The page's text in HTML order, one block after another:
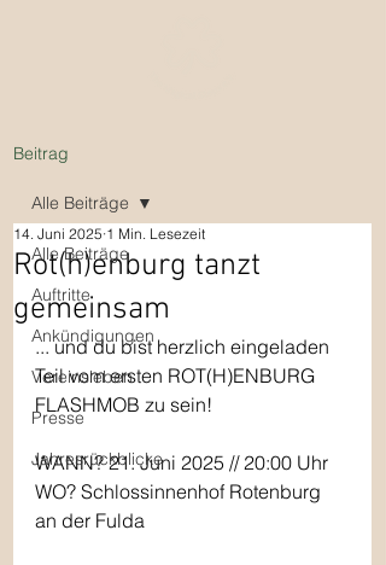
Beitrag
Alle Beiträge
Auftritte
Ankündigungen
Vereinsleben
Presse
Jahresrückblicke
Alle Beiträge
Rot(h)enburg tanzt
gemeinsam
14. Juni 2025 1 Min. Lesezeit
... und du bist herzlich eingeladen
Teil vom ersten ROT(H)ENBURG
FLASHMOB zu sein!
WANN? 21. Juni 2025 // 20:00 Uhr
WO? Schlossinnenhof Rotenburg
an der Fulda